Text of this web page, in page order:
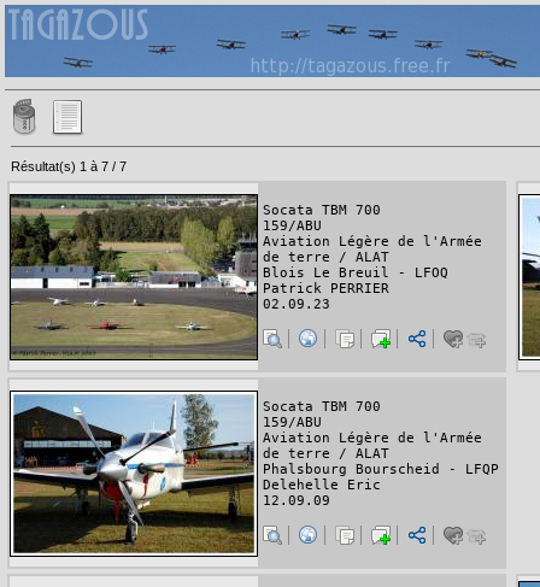
Résultat(s) 1 à 7 / 7
Socata TBM 700
159/ABU
Aviation Légère de l'Armée
de terre / ALAT
Blois Le Breuil - LFOQ
Patrick PERRIER
02.09.23
Socata TBM 700
159/ABU
Aviation Légère de l'Armée
de terre / ALAT
Phalsbourg Bourscheid - LFQP
Delehelle Eric
12.09.09